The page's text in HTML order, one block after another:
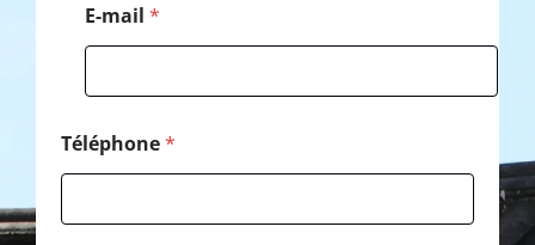
E-mail *
Téléphone*